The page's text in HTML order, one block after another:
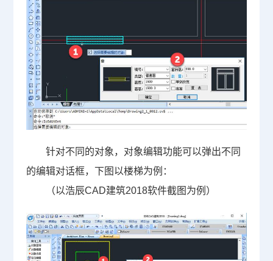
针对不同的对象，对象编辑功能可以弹出不同
的编辑对话框，下图以楼梯为例：
（以浩辰CAD建筑2018软件截图为例）